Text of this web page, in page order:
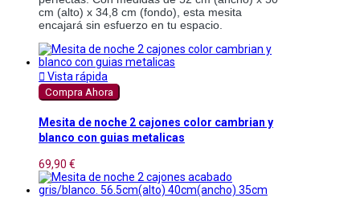
cm (alto) x 34,8 cm (fondo), esta mesita
encajará sin esfuerzo en tu espacio.
 Vista rápida
Compra Ahora
Mesita de noche 2 cajones color cambrian y
blanco con guias metalicas
69,90 €